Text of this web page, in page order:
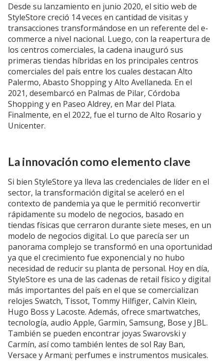
Desde su lanzamiento en junio 2020, el sitio web de
StyleStore creció 14 veces en cantidad de visitas y
transacciones transformándose en un referente del e-
commerce a nivel nacional. Luego, con la reapertura de
los centros comerciales, la cadena inauguró sus
primeras tiendas híbridas en los principales centros
comerciales del país entre los cuales destacan Alto
Palermo, Abasto Shopping y Alto Avellaneda. En el
2021, desembarcó en Palmas de Pilar, Córdoba
Shopping y en Paseo Aldrey, en Mar del Plata.
Finalmente, en el 2022, fue el turno de Alto Rosario y
Unicenter.
La innovación como elemento clave
Si bien StyleStore ya lleva las credenciales de líder en el
sector, la transformación digital se aceleró en el
contexto de pandemia ya que le permitió reconvertir
rápidamente su modelo de negocios, basado en
tiendas físicas que cerraron durante siete meses, en un
modelo de negocios digital. Lo que parecía ser un
panorama complejo se transformó en una oportunidad
ya que el crecimiento fue exponencial y no hubo
necesidad de reducir su planta de personal. Hoy en día,
StyleStore es una de las cadenas de retail físico y digital
más importantes del país en el que se comercializan
relojes Swatch, Tissot, Tommy Hilfiger, Calvin Klein,
Hugo Boss y Lacoste. Además, ofrece smartwatches,
tecnología, audio Apple, Garmin, Samsung, Bose y JBL.
También se pueden encontrar joyas Swarovski y
Carmín, así como también lentes de sol Ray Ban,
Versace y Armani; perfumes e instrumentos musicales.